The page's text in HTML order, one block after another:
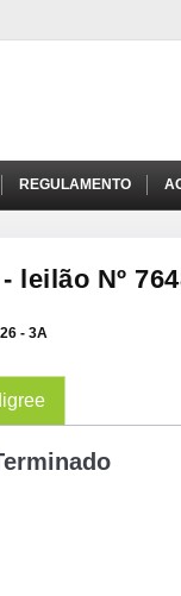
REGULAMENTO
leilão Nº
- 3A